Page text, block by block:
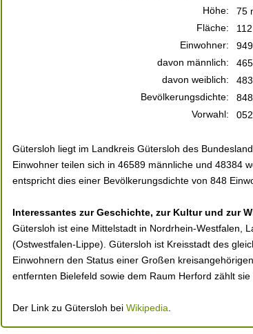
Höhe:
75
Fläche:
Einwohner:
davon männlich:
davon weiblich:
Bevölkerungsdichte:
Vorwahl:
Gütersloh liegt im Landkreis Gütersloh des
Einwohner teilen sich in 46589 männliche und 48384
entspricht dies einer Bevölkerungsdichte von 848
Interessantes zur Geschichte, zur Kultur und zur
Gütersloh ist eine Mittelstadt in Nordrhein-Westfalen,
(Ostwestfalen-Lippe). Gütersloh ist Kreisstadt des
Einwohnern den Status einer Großen
entfernten Bielefeld sowie dem Raum Herford zählt
Der Link zu Gütersloh bei Wikipedia